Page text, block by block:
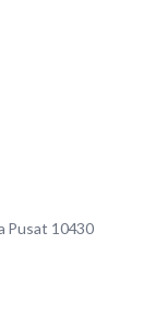
Pusat 10430